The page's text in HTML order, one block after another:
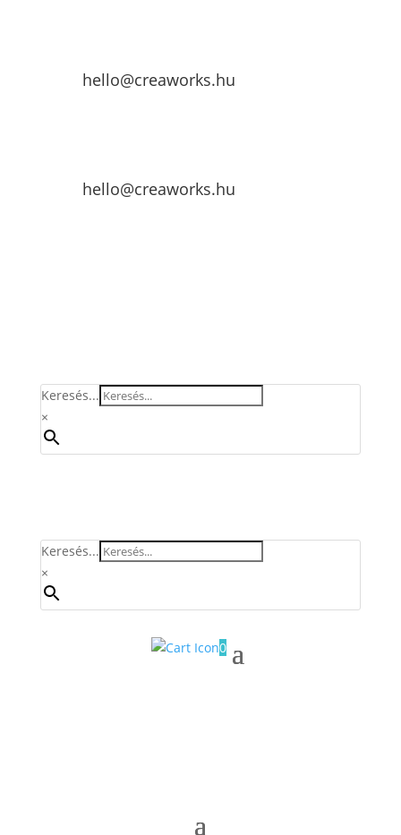
hello@creaworks.hu
hello@creaworks.hu
Keresés...
×
Keresés...
×
0